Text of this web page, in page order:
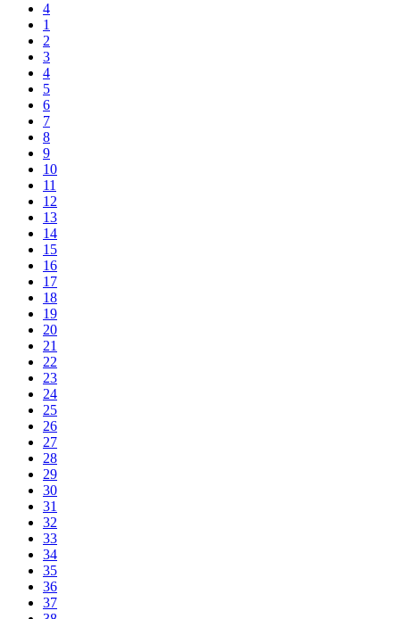
4
1
2
3
4
5
6
7
8
9
10
11
12
13
14
15
16
17
18
19
20
21
22
23
24
25
26
27
28
29
30
31
32
33
34
35
36
37